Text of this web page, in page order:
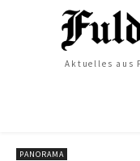
Aktuelles aus
PANORAMA